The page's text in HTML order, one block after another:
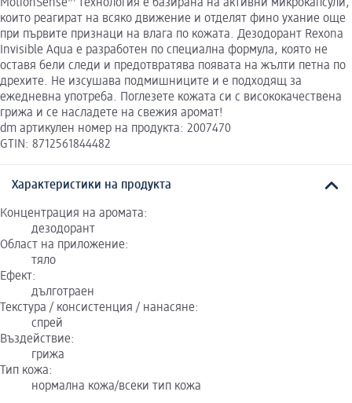
MotionSense™ технология е базирана на активни микрокапсули,
които реагират на всяко движение и отделят фино ухание още
при първите признаци на влага по кожата. Дезодорант Rexona
Invisible Aqua е разработен по специална формула, която не
оставя бели следи и предотвратява появата на жълти петна по
дрехите. Не изсушава подмишниците и е подходящ за
ежедневна употреба. Поглезете кожата си с висококачествена
грижа и се насладете на свежия аромат!
dm артикулен номер на продукта: 2007470
GTIN: 8712561844482
Характеристики на продукта
Концентрация на аромата:
дезодорант
Област на приложение:
тяло
Ефект:
дълготраен
Текстура / консистенция / нанасяне:
спрей
Въздействие:
грижа
Тип кожа:
нормална кожа/всеки тип кожа